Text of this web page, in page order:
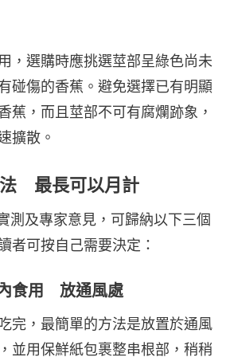
，選購時應挑選莖部呈綠色尚未
碰傷的香蕉。避免選擇已有明顯
蕉，而且莖部不可有腐爛跡象，
擴散。
最長可以月計
測及專家意見，可歸納以下三個
者可按自己需要決定：
食用 放通風處
完，最簡單的方法是放置於通風
並用保鮮紙包裹整串根部，稍稍